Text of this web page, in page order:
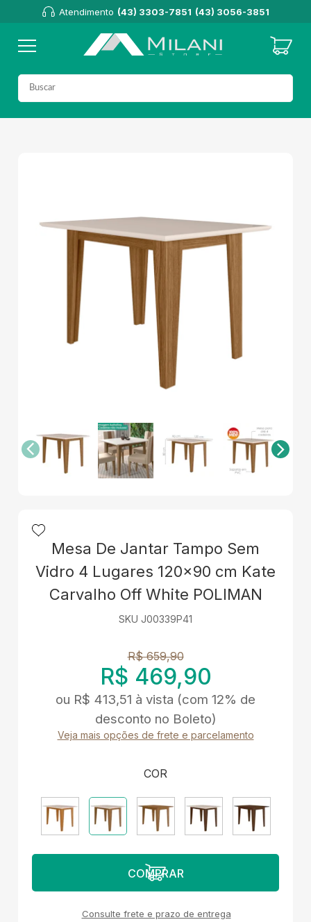
Atendimento (43) 3303-7851 (43) 3056-3851
Mesa De Jantar Tampo Sem
Vidro 4 Lugares 120x90 cm Kate
Carvalho Off White POLIMAN
SKU J00339P41
R$ 659,90
R$ 469,90
ou R$ 413,51 à vista (com 12% de
desconto no Boleto)
Veja mais opções de frete e parcelamento
COR
Consulte frete e prazo de entrega